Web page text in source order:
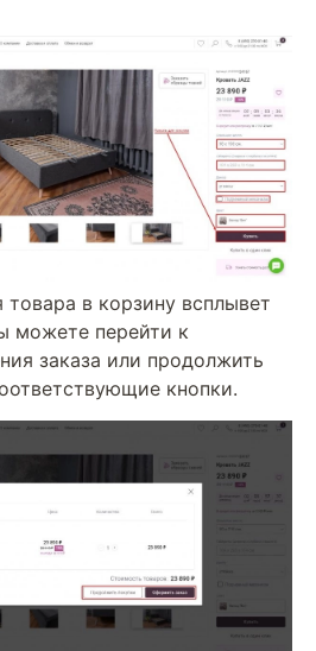
товара в корзину всплывет
можете перейти к
заказа или продолжить
кнопки.